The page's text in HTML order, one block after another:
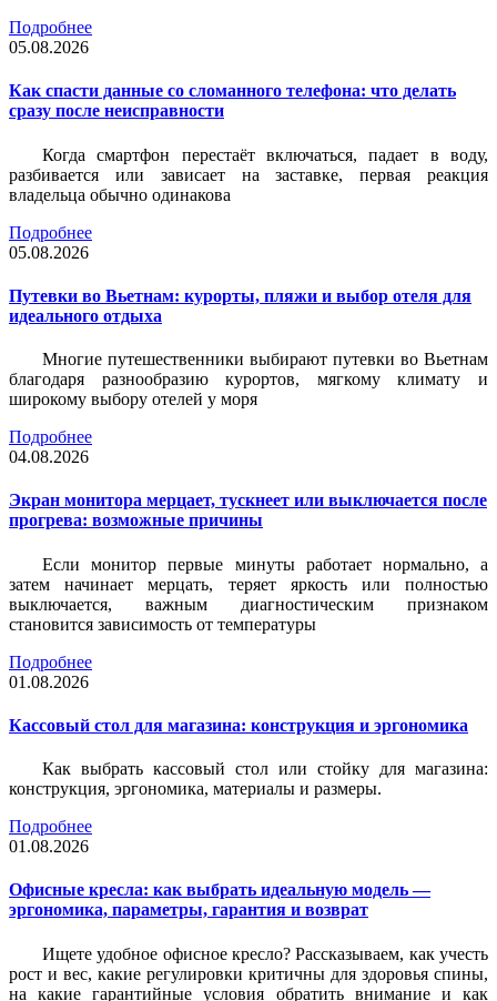
Подробнее
05.08.2026
Как спасти данные со сломанного телефона: что делать
сразу после неисправности
Когда смартфон перестаёт включаться, падает в воду,
разбивается или зависает на заставке, первая реакция
владельца обычно одинакова
Подробнее
05.08.2026
Путевки во Вьетнам: курорты, пляжи и выбор отеля для
идеального отдыха
Многие путешественники выбирают путевки во Вьетнам
благодаря разнообразию курортов, мягкому климату и
широкому выбору отелей у моря
Подробнее
04.08.2026
Экран монитора мерцает, тускнеет или выключается после
прогрева: возможные причины
Если монитор первые минуты работает нормально, а
затем начинает мерцать, теряет яркость или полностью
выключается, важным диагностическим признаком
становится зависимость от температуры
Подробнее
01.08.2026
Кассовый стол для магазина: конструкция и эргономика
Как выбрать кассовый стол или стойку для магазина:
конструкция, эргономика, материалы и размеры.
Подробнее
01.08.2026
Офисные кресла: как выбрать идеальную модель —
эргономика, параметры, гарантия и возврат
Ищете удобное офисное кресло? Рассказываем, как учесть
рост и вес, какие регулировки критичны для здоровья спины,
на какие гарантийные условия обратить внимание и как